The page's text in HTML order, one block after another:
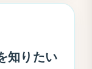
知りたい